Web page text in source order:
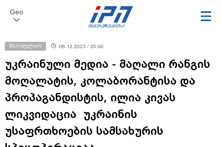
Geo
მსოფლიო 06.12.2023 / 20:00
უკრაინული მედია - მაღალი რანგის
მოღალატის, კოლაბორანტისა და
პროპაგანდისტის, ილია კივას
ლიკვიდაცია უკრაინის
უსაფრთხოების სამსახურის